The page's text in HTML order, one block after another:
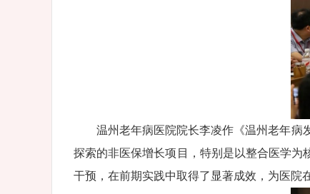
温州老年病医院院长李凌作《温州老年病
探索的非医保增长项目，特别是以整合医学为
干预，在前期实践中取得了显著成效，为医院